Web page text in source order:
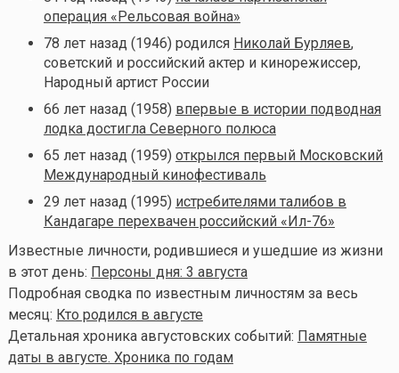
операция «Рельсовая война»
78 лет назад (1946) родился Николай Бурляев,
советский и российский актер и кинорежиссер,
Народный артист России
66 лет назад (1958) впервые в истории подводная
лодка достигла Северного полюса
65 лет назад (1959) открылся первый Московский
Международный кинофестиваль
29 лет назад (1995) истребителями талибов в
Кандагаре перехвачен российский «Ил-76»
Известные личности, родившиеся и ушедшие из жизни
в этот день: Персоны дня: 3 августа
Подробная сводка по известным личностям за весь
месяц: Кто родился в августе
Детальная хроника августовских событий: Памятные
даты в августе. Хроника по годам